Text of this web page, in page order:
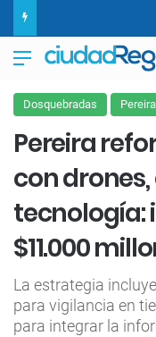
Menú
Dosquebradas Pereira
Pereira
con
tecnología:
$11.000
La estrategia
para vigilancia en
para integrar la